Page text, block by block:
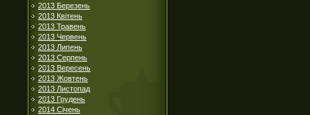
2013 Березень
2013 Квітень
2013 Травень
2013 Червень
2013 Липень
2013 Серпень
2013 Вересень
2013 Жовтень
2013 Листопад
2013 Грудень
2014 Січень